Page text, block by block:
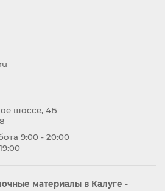
шоссе, 4Б
9:00 - 20:00
материалы в Калуге -